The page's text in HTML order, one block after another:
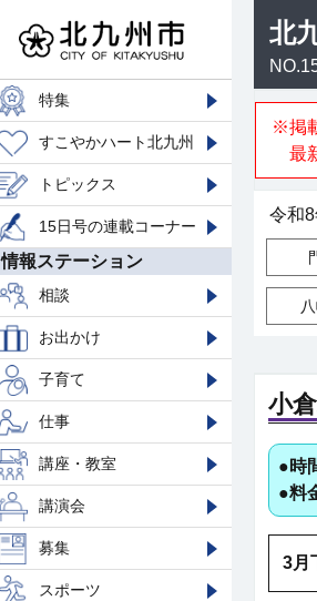
特集
すこやかハート北九州
トピックス
15日号の連載コーナー
情報ステーション
相談
お出かけ
子育て
仕事
講座・教室
講演会
募集
スポーツ
北
※掲
最
令和
小
●時
●料
3月